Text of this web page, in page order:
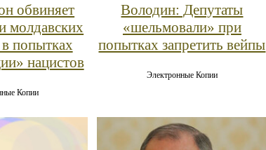
обвиняет
молдавских
попытках
нацистов
Копии
Володин: Депутаты
«шельмовали» при
попытках запретить вейпы
Электронные Копии